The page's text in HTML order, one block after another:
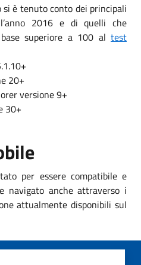
è tenuto conto dei principali
2016 e di quelli che
superiore a 100 al test
20+
versione 9+
30+
per essere compatibile e
navigato anche attraverso i
attualmente disponibili sul